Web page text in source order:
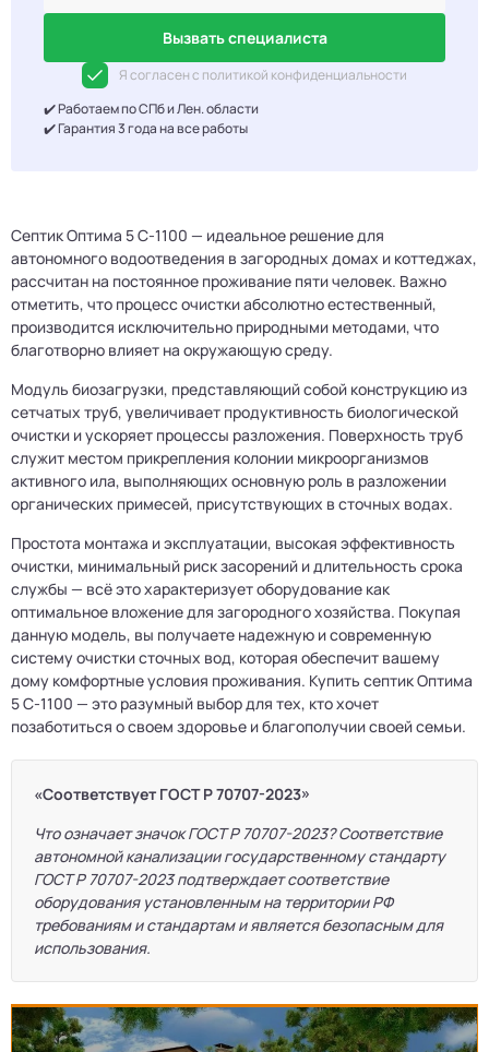
Вызвать специалиста
Я согласен с политикой конфиденциальности
✔️ Работаем по СПб и Лен. области
✔️ Гарантия 3 года на все работы
Септик Оптима 5 С-1100 — идеальное решение для
автономного водоотведения в загородных домах и коттеджах,
рассчитан на постоянное проживание пяти человек. Важно
отметить, что процесс очистки абсолютно естественный,
производится исключительно природными методами, что
благотворно влияет на окружающую среду.
Модуль биозагрузки, представляющий собой конструкцию из
сетчатых труб, увеличивает продуктивность биологической
очистки и ускоряет процессы разложения. Поверхность труб
служит местом прикрепления колонии микроорганизмов
активного ила, выполняющих основную роль в разложении
органических примесей, присутствующих в сточных водах.
Простота монтажа и эксплуатации, высокая эффективность
очистки, минимальный риск засорений и длительность срока
службы — всё это характеризует оборудование как
оптимальное вложение для загородного хозяйства. Покупая
данную модель, вы получаете надежную и современную
систему очистки сточных вод, которая обеспечит вашему
дому комфортные условия проживания. Купить септик Оптима
5 С-1100 — это разумный выбор для тех, кто хочет
позаботиться о своем здоровье и благополучии своей семьи.
«Соответствует ГОСТ Р 70707-2023»
Что означает значок ГОСТ Р 70707-2023? Соответствие
автономной канализации государственному стандарту
ГОСТ Р 70707-2023 подтверждает соответствие
оборудования установленным на территории РФ
требованиям и стандартам и является безопасным для
использования.